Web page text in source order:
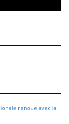
renoue avec la